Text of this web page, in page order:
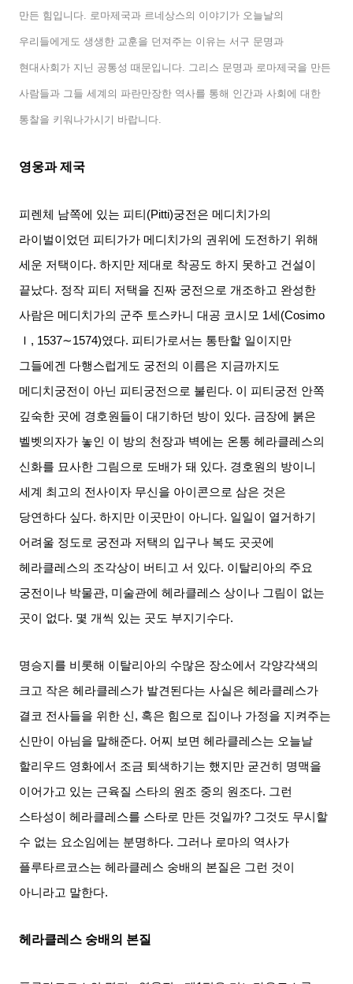
만든 힘입니다 로마제국과 르네상스의 이야기가 오늘날의
우리들에게도 생생한 교훈을 던져주는 이유는 서구 문명과
현대사회가 지닌 공통성 때문입니다 그리스 문명과 로마제국을 만든
사람들과 그들 세계의 파란만장한 역사를 통해 인간과 사회에 대한
통찰을 키워나가시기 바랍니다
영웅과 제국
피렌체 남쪽에 있는 피티 (Pitti)궁전은 메디치가의
라이벌이었던 피티가가 메디치가의 권위에 도전하기 위해
세운 저택이다.하지만 제대로 착공도 하지 못하고 건설이
끝났다. 정작 피티 저택을 진짜 궁전으로 개조하고 완성한
사람은 메디치가의 군주 토스카니 대공 코시모 1세 (Cosimo
Ｉ , 1537∼1574)였다. 피티가로서는 통탄할 일이지만
그들에겐 다행스럽게도 궁전의 이름은 지금까지도
메디치궁전이 아닌 피티궁전으로 불린다. 이 피티궁전 안쪽
깊숙한 곳에 경호원들이 대기하던 방이 있다. 금장에 붉은
벨벳의자가 놓인 이 방의 천장과 벽에는 온통 헤라클레스의
신화를 묘사한 그림으로 도배가 돼 있다. 경호원의 방이니
세계 최고의 전사이자 무신을 아이콘으로 삼은 것은
당연하다 싶다.하지만 이곳만이 아니다. 일일이 열거하기
어려울 정도로 궁전과 저택의 입구나 복도 곳곳에
헤라클레스의 조각상이 버티고 서 있다. 이탈리아의 주요
궁전이나 박물관, 미술관에 헤라클레스 상이나 그림이 없는
곳이 없다. 몇 개씩 있는 곳도 부지기수다.
명승지를 비롯해 이탈리아의 수많은 장소에서 각양각색의
크고 작은 헤라클레스가 발견된다는 사실은 헤라클레스가
결코 전사들을 위한 신 , 혹은 힘으로 집이나 가정을 지켜주는
신만이 아님을 말해준다. 어찌 보면 헤라클레스는 오늘날
할리우드 영화에서 조금 퇴색하기는 했지만 굳건히 명맥을
이어가고 있는 근육질 스타의 원조 중의 원조다. 그런
스타성이 헤라클레스를 스타로 만든 것일까? 그것도 무시할
수 없는 요소임에는 분명하다. 그러나 로마의 역사가
플루타르코스는 헤라클레스 숭배의 본질은 그런 것이
아니라고 말한다.
헤라클레스 숭배의 본질